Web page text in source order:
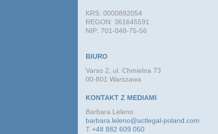
KRS: 0000892054
REGON: 361645591
NIP: 701-048-75-56
BIURO
Varso 2, ul. Chmielna 73
00-801 Warszawa
KONTAKT Z MEDIAMI
Barbara Leleno
barbara.leleno@actlegal-poland.com
T+48 882 609 050